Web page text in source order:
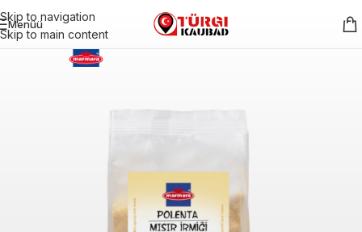
Skip to navigation
Skip to main content
Menüü